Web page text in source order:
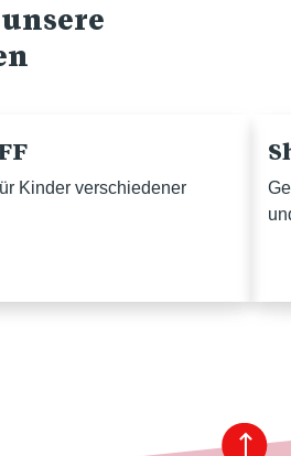
Kinder verschiedener